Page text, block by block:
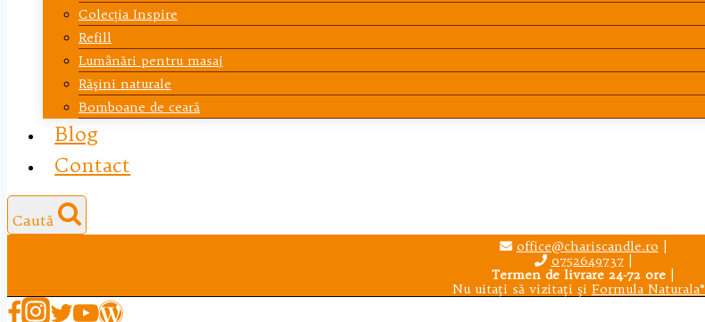
Colecția Inspire
Refill
Lumânări pentru masaj
Răşini naturale
Bomboane de ceară
Blog
Contact
Caută
office@chariscandle.ro
0752649737|
Termen de livrare 24-72 ore
Nu uitaţi să vizitaţi şi Formula Naturala®